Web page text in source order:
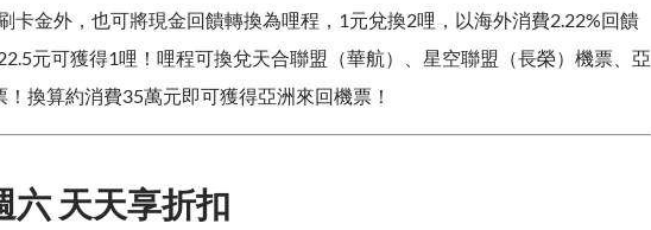
卡金外，也可將現金回饋轉換為哩程，1元兌換2哩，以海外消費2.22%回饋
元可獲得1哩！哩程可換兌天合聯盟（華航）、星空聯盟（長榮）機票、亞
換算約消費35萬元即可獲得亞洲來回機票！
六 天天享折扣